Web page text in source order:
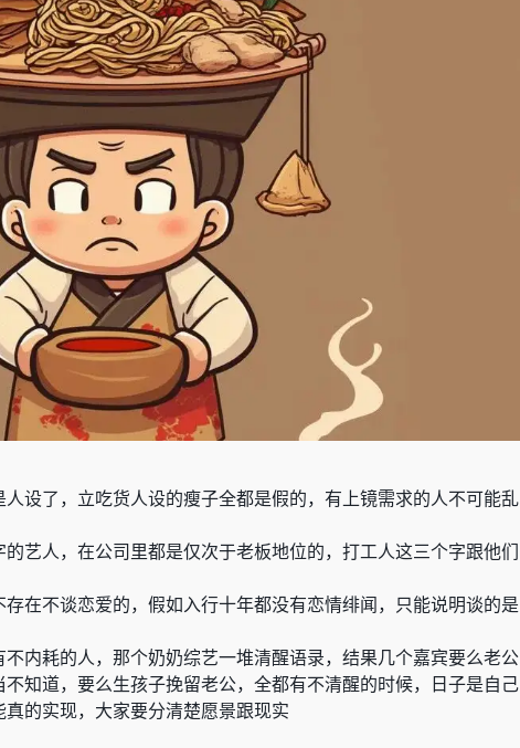
设了，立吃货人设的瘦子全都是假的，有上镜需求的人不可能乱
艺人，在公司里都是仅次于老板地位的，打工人这三个字跟他们
在不谈恋爱的，假如入行十年都没有恋情绯闻，只能说明谈的是
内耗的人，那个奶奶综艺一堆清醒语录，结果几个嘉宾要么老公
知道，要么生孩子挽留老公，全都有不清醒的时候，日子是自己
的实现，大家要分清楚愿景跟现实